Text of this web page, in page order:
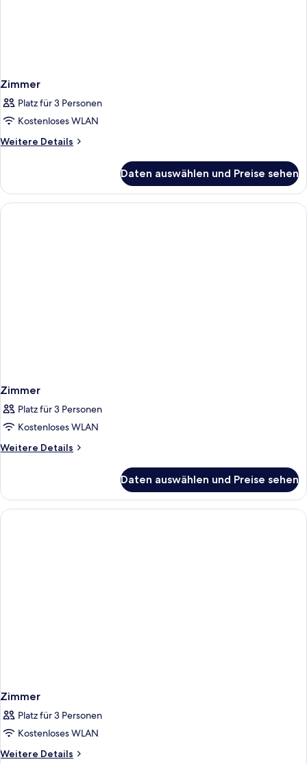
Zimmer
Platz für 3 Personen
Kostenloses WLAN
Weitere Details
Weitere
Daten auswählen und Preise sehen
Zimmer
Platz für 3 Personen
Kostenloses WLAN
Weitere Details
Weitere
Daten auswählen und Preise sehen
Zimmer
Platz für 3 Personen
Kostenloses WLAN
Weitere Details
Weitere